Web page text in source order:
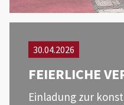
30.04.2026
FEIERLICHE
Einladung zur